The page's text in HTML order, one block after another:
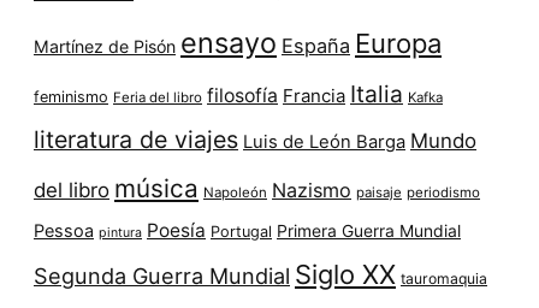
Martínez de Pisón ensayo España Europa
feminismo Feria del libro filosofía Francia Italia Kafka
literatura de viajes Luis de León Barga Mundo
del libro música Napoleón Nazismo paisaje periodismo
Pessoa pintura Poesía Portugal Primera Guerra Mundial
Segunda Guerra Mundial Siglo XX tauromaquia